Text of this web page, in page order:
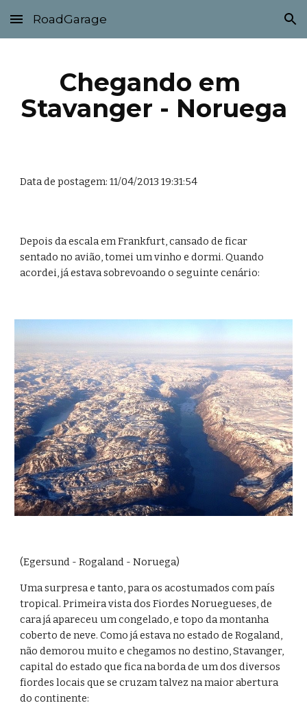
Skip to main content Skip to navigation
RoadGarage
Chegando em
Stavanger - Noruega
Data de postagem: 11/04/2013 19:31:54
Depois da escala em Frankfurt, cansado de ficar
sentado no avião, tomei um vinho e dormi. Quando
acordei, já estava sobrevoando o seguinte cenário:
(Egersund - Rogaland - Noruega)
Uma surpresa e tanto, para os acostumados com país
tropical. Primeira vista dos Fiordes Noruegueses, de
cara já apareceu um congelado, e topo da montanha
coberto de neve. Como já estava no estado de Rogaland,
não demorou muito e chegamos no destino, Stavanger,
capital do estado que fica na borda de um dos diversos
fiordes locais que se cruzam talvez na maior abertura
do continente: